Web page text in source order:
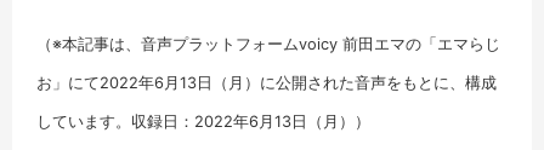
（※本記事は、音声プラットフォームvoicy 前田エマの「エマらじ
お」にて2022年6月13日（月）に公開された音声をもとに、構成
しています。収録日：2022年6月13日（月））